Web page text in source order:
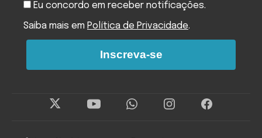
Eu concordo em receber notificações.
Saiba mais em Política de Privacidade.
Inscreva-se